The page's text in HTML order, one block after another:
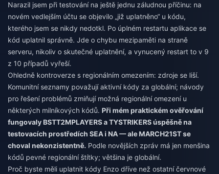
Narazil jsem při testování na ještě jednu záludnou příčinu: na
novém vedlejším účtu se objevilo „již uplatněno“ u kódu,
kterého jsem se nikdy nedotkl. Po úplném restartu aplikace se
kód uplatnil správně. Jde o chybu mezipaměti na straně
serveru, nikoliv o skutečné uplatnění, a vynucený restart to v 9
z 10 případů vyřeší.
Ohledně kontroverze s regionálním omezením: zdroje se liší.
Komunitní seznamy považují aktivní kódy za globální; návody
pro řešení problémů zmiňují možná regionální omezení u
některých milníkových kódů. Při mém praktickém ověřování
fungovaly BSTT2MPLAYERS a TYSTRIKERS úspěšně na
testovacích prostředích SEA i NA — ale MARCH21ST se
choval nekonzistentně. Podle novějších zpráv má jen menšina
kódů pevné regionální štítky; většina je globální.
Proč byste měli uplatnit kódy Enzo dříve než ostatní červnové